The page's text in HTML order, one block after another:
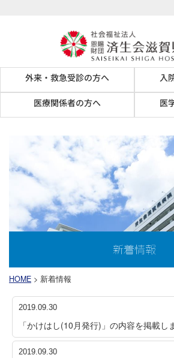
外来・救急受診の方へ 入
医療関係者の方へ 医
新着情報
HOME > 新着情報
2019.09.30
「かけはし(10月発行)」の内容を掲載し
2019.09.30